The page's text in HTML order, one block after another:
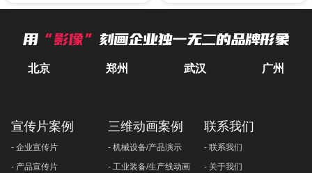
用“影像” 刻画企业独一无二的品牌形象
北京 郑州 武汉 广州
宣传片案例
- 企业宣传片
- 产品宣传片
三维动画案例
- 机械设备/产品演示
- 工业装备/生产线动画
联系我们
- 联系我们
- 关于我们